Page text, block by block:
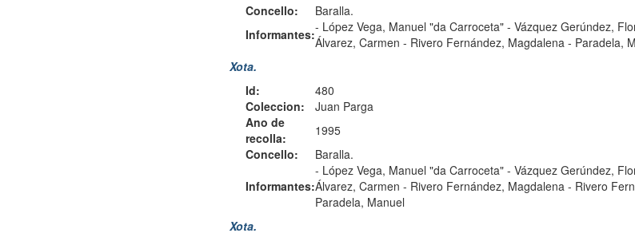
Concello:
Baralla.
Informantes:- López Vega, Manuel "da Carroceta" - Vázquez Gerúndez,
Álvarez, Carmen - Rivero Fernández, Magdalena - Paradela,
Xota.
Id:
480
Coleccion:
Juan Parga
Ano de
recolla:
1995
Concello:
Baralla.
Informantes:
- López Vega, Manuel "da Carroceta" - Vázquez Gerúndez,
Álvarez, Carmen - Rivero Fernández, Magdalena - Rivero
Paradela, Manuel
Xota.